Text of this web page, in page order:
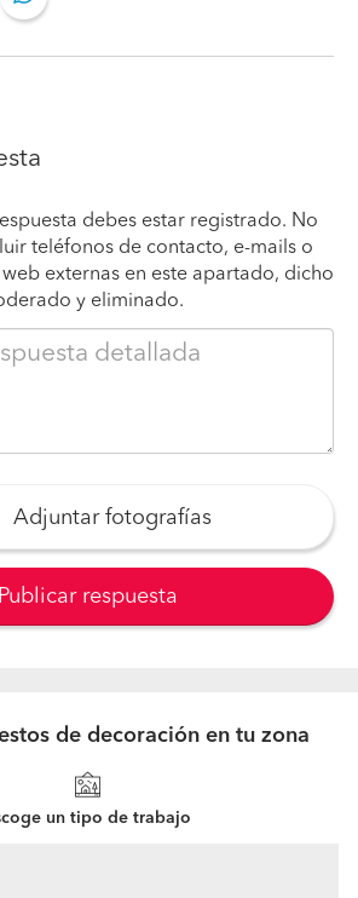
debes estar registrado. No
teléfonos de contacto, e-mails o
externas en este apartado, dicho
y eliminado.
Adjuntar fotografías
Publicar respuesta
de decoración en tu zona
un tipo de trabajo